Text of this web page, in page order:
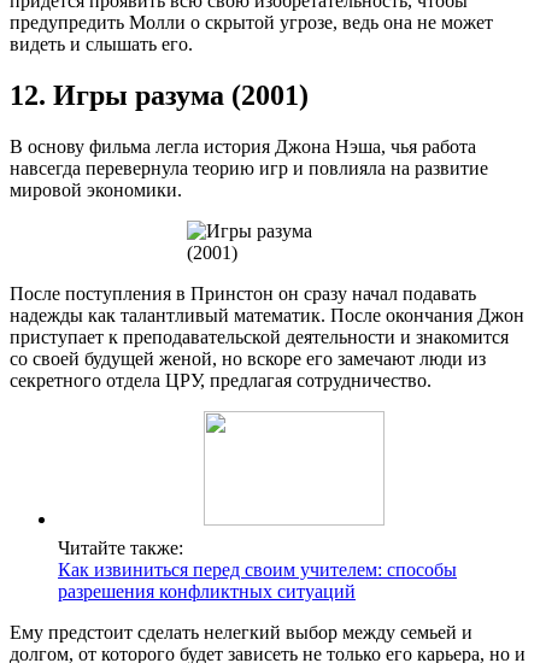
предупредить Молли о скрытой угрозе, ведь она не может
видеть и слышать его.
12. Игры разума (2001)
В основу фильма легла история Джона Нэша, чья работа
навсегда перевернула теорию игр и повлияла на развитие
мировой экономики.
После поступления в Принстон он сразу начал подавать
надежды как талантливый математик. После окончания Джон
приступает к преподавательской деятельности и знакомится
со своей будущей женой, но вскоре его замечают люди из
секретного отдела ЦРУ, предлагая сотрудничество.
Читайте также:
Как извиниться перед своим учителем: способы
разрешения конфликтных ситуаций
Ему предстоит сделать нелегкий выбор между семьей и
долгом, от которого будет зависеть не только его карьера, но и